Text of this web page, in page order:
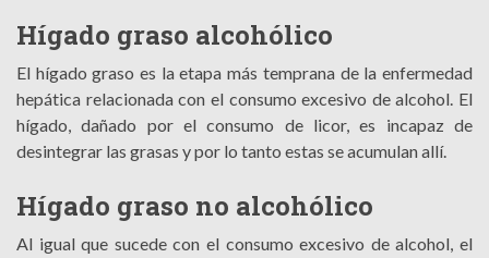
Hígado graso alcohólico
El hígado graso es la etapa más temprana de la enfermedad
hepática relacionada con el consumo excesivo de alcohol. El
hígado, dañado por el consumo de licor, es incapaz de
desintegrar las grasas y por lo tanto estas se acumulan allí.
Hígado graso no alcohólico
Al igual que sucede con el consumo excesivo de alcohol, el